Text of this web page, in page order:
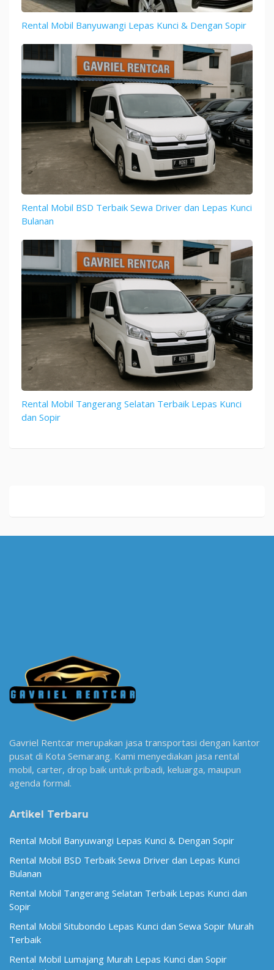
Rental Mobil Banyuwangi Lepas Kunci & Dengan Sopir
Rental Mobil BSD Terbaik Sewa Driver dan Lepas Kunci
Bulanan
Rental Mobil Tangerang Selatan Terbaik Lepas Kunci
dan Sopir
Gavriel Rentcar merupakan jasa transportasi dengan kantor
pusat di Kota Semarang. Kami menyediakan jasa rental
mobil, carter, drop baik untuk pribadi, keluarga, maupun
agenda formal.
Artikel Terbaru
Rental Mobil Banyuwangi Lepas Kunci & Dengan Sopir
Rental Mobil BSD Terbaik Sewa Driver dan Lepas Kunci
Bulanan
Rental Mobil Tangerang Selatan Terbaik Lepas Kunci dan
Sopir
Rental Mobil Situbondo Lepas Kunci dan Sewa Sopir Murah
Terbaik
Rental Mobil Lumajang Murah Lepas Kunci dan Sopir